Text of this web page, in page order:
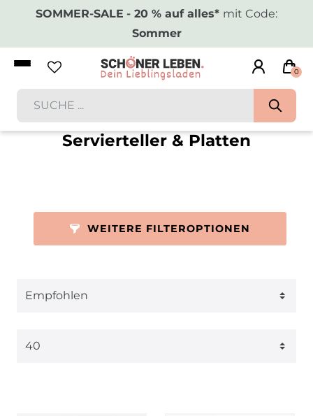
SOMMER-SALE - 20 % auf alles* mit Code:
Sommer
0
Servierteller & Platten
WEITERE FILTEROPTIONEN